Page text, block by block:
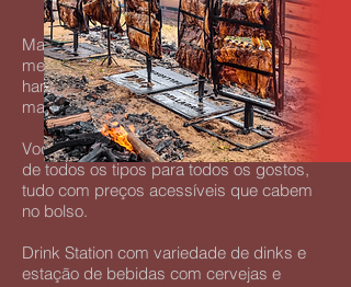
Mais de 10 Estações Gourmet com os
melhores cortes defumados ou grelhados,
hamburguers, costela, linguiça e muito
mais!
Você vai encontrar carnes e churrascos
de todos os tipos para todos os gostos,
tudo com preços acessíveis que cabem
no bolso.
Drink Station com variedade de dinks e
estação de bebidas com cervejas e